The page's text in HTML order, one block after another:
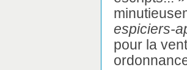
espiciers-
pour la